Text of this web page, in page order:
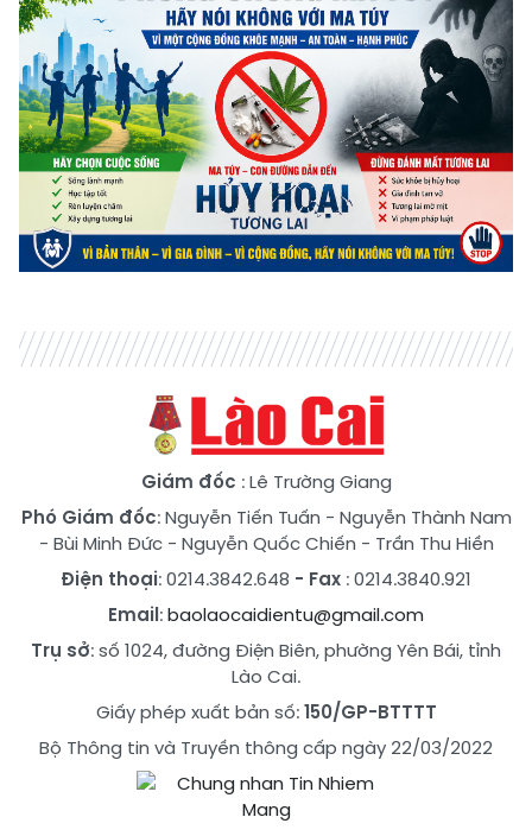
Giám đốc : Lê Trường Giang
Phó Giám đốc:Nguyễn Tiến Tuấn - Nguyễn Thành Nam
- Bùi Minh Đức- Nguyễn Quốc Chiến - Trần Thu Hiền
Điện thoại: 0214.3842.648 - Fax : 0214.3840.921
Email:baolaocaidientu@gmail.com
Trụ sở: số 1024, đường Điện Biên, phường Yên Bái, tỉnh
Lào Cai.
Giấy phép xuất bản số:150/GP-BTTTT
Bộ Thông tin và Truyền thông cấp ngày 22/03/2022